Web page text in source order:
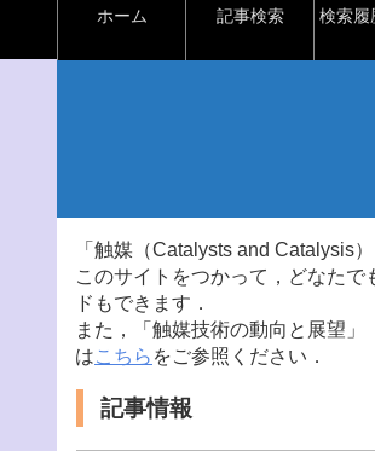
ホーム 記事検索 検索履
「触媒（Catalysts and Catalysis
このサイトをつかって，どなた
ドもできます．
また，「触媒技術の動向と展望
はこちら をご参照ください．
記事情報